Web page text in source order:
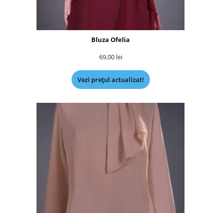
Bluza Ofelia
69,00 lei
Vezi prețul actualizat!